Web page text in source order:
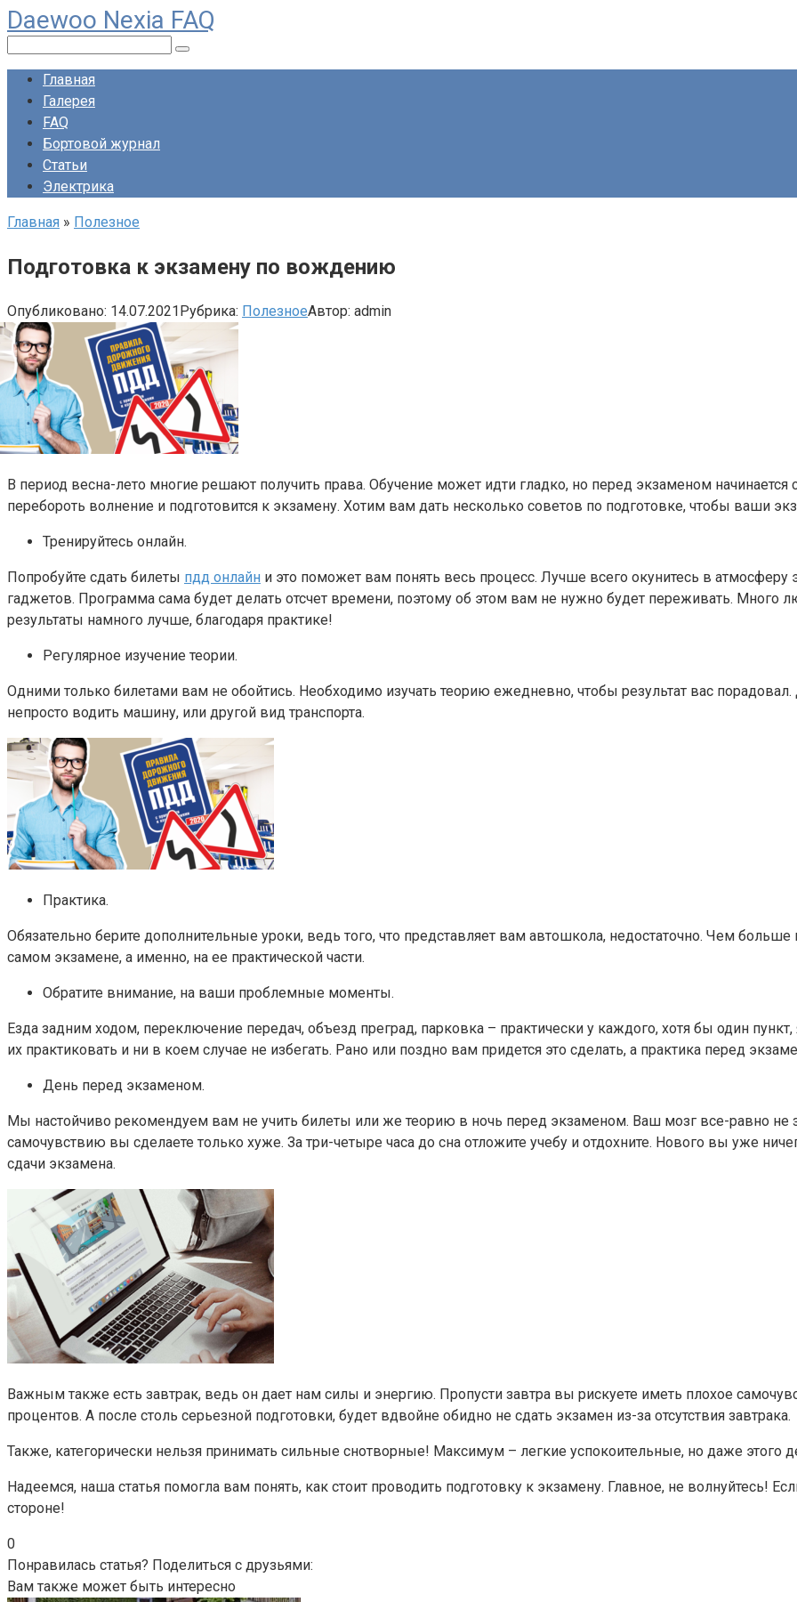
Перейти
к
контенту
Daewoo Nexia FAQ
Главная
Галерея
FAQ
Бортовой журнал
Статьи
Электрика
Главная » Полезное
Подготовка к экзамену по вождению
Опубликовано: 14.07.2021Рубрика: ПолезноеАвтор: admin
В период весна-лето многие решают получить права. Обучение может идти гладко, но перед экзаменом
перебороть волнение и подготовится к экзамену. Хотим вам дать несколько советов по подготовке, чтобы ваши
Тренируйтесь онлайн.
Попробуйте сдать билеты пдд онлайн и это поможет вам понять весь процесс. Лучше всего окунитесь в
гаджетов. Программа сама будет делать отсчет времени, поэтому об этом вам не нужно будет переживать. Много
результаты намного лучше, благодаря практике!
Регулярное изучение теории.
Одними только билетами вам не обойтись. Необходимо изучать теорию ежедневно, чтобы результат вас
непросто водить машину, или другой вид транспорта.
Практика.
Обязательно берите дополнительные уроки, ведь того, что представляет вам автошкола, недостаточно. Чем
самом экзамене, а именно, на ее практической части.
Обратите внимание, на ваши проблемные моменты.
Езда задним ходом, переключение передач, объезд преград, парковка – практически у каждого, хотя бы один
их практиковать и ни в коем случае не избегать. Рано или поздно вам придется это сделать, а практика перед
День перед экзаменом.
Мы настойчиво рекомендуем вам не учить билеты или же теорию в ночь перед экзаменом. Ваш мозг все-равно не
самочувствию вы сделаете только хуже. За три-четыре часа до сна отложите учебу и отдохните. Нового вы уже
сдачи экзамена.
Важным также есть завтрак, ведь он дает нам силы и энергию. Пропусти завтра вы рискуете иметь плохое
процентов. А после столь серьезной подготовки, будет вдвойне обидно не сдать экзамен из-за отсутствия завтрака.
Также, категорически нельзя принимать сильные снотворные! Максимум – легкие успокоительные, но даже этого
Надеемся, наша статья помогла вам понять, как стоит проводить подготовку к экзамену. Главное, не волнуйтесь!
стороне!
0
Понравилась статья? Поделиться с друзьями:
Вам также может быть интересно